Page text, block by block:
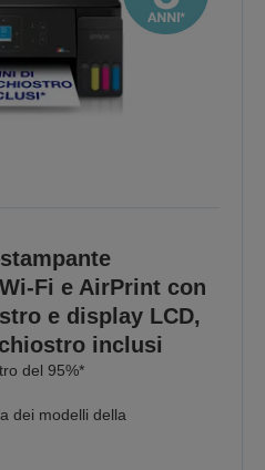
Fi e AirPrint con
e display LCD,
inclusi
del 95%*
dei modelli della